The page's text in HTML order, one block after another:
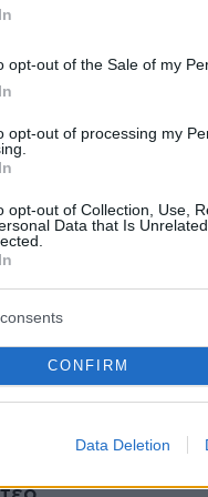
opt-out of the Sale of my
opt-out of processing my
opt-out of Collection, Use,
Data that Is
CONFIRM
Data Deletion
πριν από το
συναδέλφου του
masterclass στη
του να σε
"πότε
το φιλί,
σύντομη.«Αν